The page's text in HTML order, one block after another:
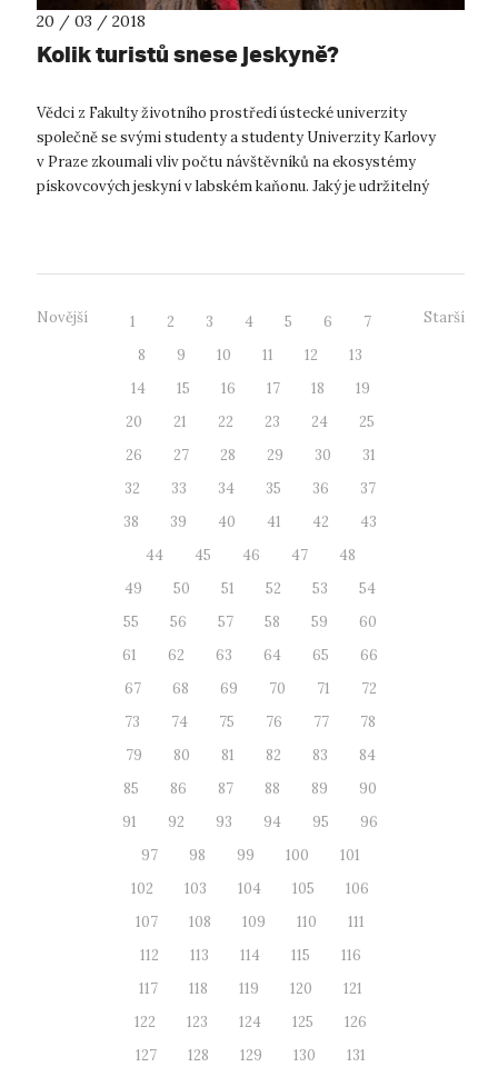
20 / 03 / 2018
Kolik turistů snese jeskyně?
Vědci z Fakulty životního prostředí ústecké univerzity
společně se svými studenty a studenty Univerzity Karlovy
v Praze zkoumali vliv počtu návštěvníků na ekosystémy
pískovcových jeskyní v labském kaňonu. Jaký je udržitelný
Novější 1 2 3 4 5 6
7
8
9 10 11 12
13
14
15 16 17 18
19
20
21 22 23 24
25
26
27 28 29 30
31
32
33 34 35 36
37
38
39 40 41 42
43
44
45 46 47
48
49
50 51 52 53
54
55
56 57 58 59
60
61
62 63 64 65
66
67
68 69 70 71
72
73
74 75 76 77
78
79
80 81 82 83
84
85
86 87 88 89
90
91
92 93 94 95
96
97
98 99 100
101
102
103 104 105
106
107
108 109 110
111
112
113 114 115
116
117
118 119 120
121
122
123 124 125
126
127
128 129 130
131
Starší